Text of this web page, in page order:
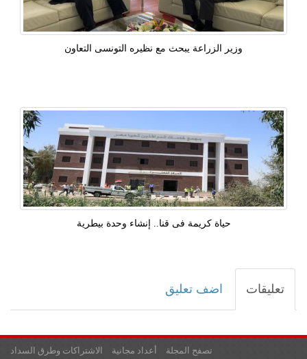
وزير الزراعة يبحث مع نظيره التونسى التعاون
حياة كريمة فى قنا.. إنشاء وحدة بيطرية
تعليقات اضف تعليق
الاشتراكات وطرق السداد أعداد مجانية تصفح المجلة